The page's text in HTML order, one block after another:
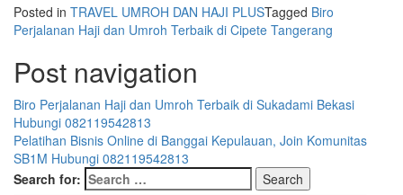
Posted in TRAVEL UMROH DAN HAJI PLUSTagged Biro
Perjalanan Haji dan Umroh Terbaik di Cipete Tangerang
Post navigation
Biro Perjalanan Haji dan Umroh Terbaik di Sukadami Bekasi
Hubungi 082119542813
Pelatihan Bisnis Online di Banggai Kepulauan, Join Komunitas
SB1M Hubungi 082119542813
Search for: